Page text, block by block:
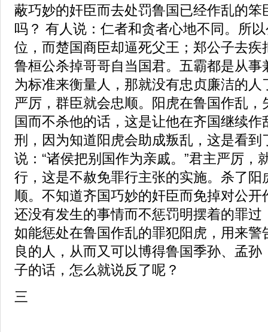
蔽巧妙的奸臣而去处罚鲁国已经作乱的笨
吗？ 有人说：仁者和贪者心地不同。所
位，而楚国商臣却逼死父王；郑公子去疾
鲁桓公杀掉哥哥自当国君。五霸都是从事
为标准来衡量人，那就没有忠贞廉洁的人
严厉，群臣就会忠顺。阳虎在鲁国作乱
国而不杀他的话，这是让他在齐国继续
刑，因为知道阳虎会助成叛乱，这是看到
说：“诸侯把别国作为亲戚。”君主严厉，
行，这是不赦免罪行主张的实施。杀了阳
顺。不知道齐国巧妙的奸臣而免掉对公开
还没有发生的事情而不惩罚明摆着的罪过
如能惩处在鲁国作乱的罪犯阳虎，用来警
良的人，从而又可以博得鲁国季孙、孟
子的话，怎么就说反了呢？
三